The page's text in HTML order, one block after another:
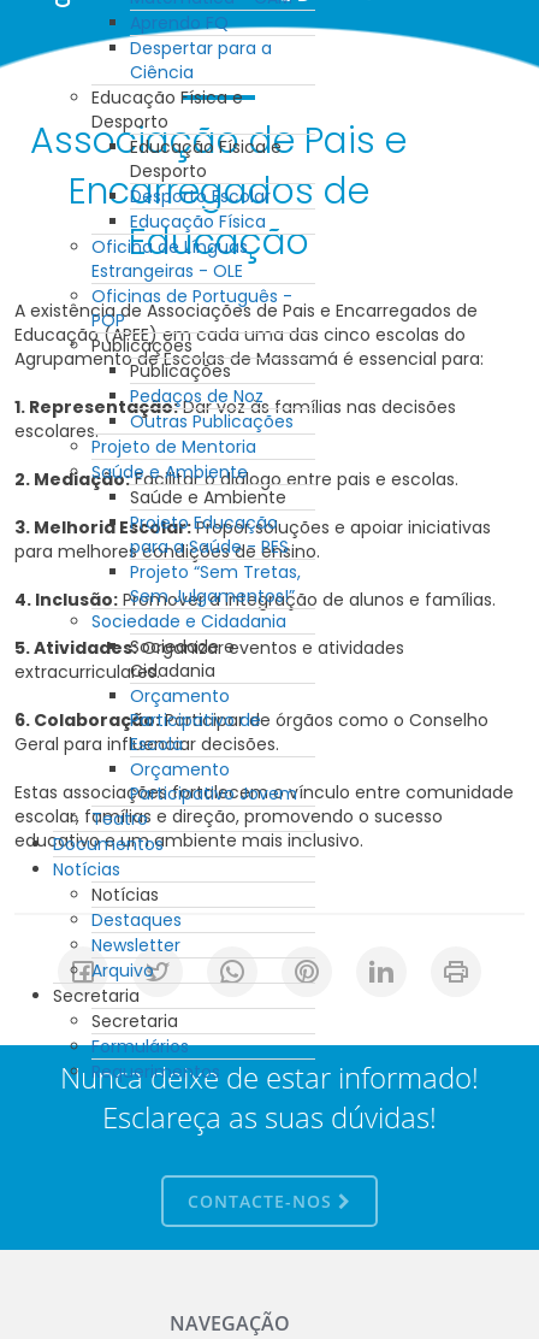
Aprendo FQ
Despertar para a
Ciência
Educação Física e
Desporto
Educação Física e
Desporto
Desporto Escolar
Educação Física
Oficina de Línguas
Estrangeiras - OLE
Oficinas de Português -
POP
Publicações
Publicações
Pedaços de Noz
Outras Publicações
Projeto de Mentoria
Saúde e Ambiente
Saúde e Ambiente
Projeto Educação
para a Saúde - PES
Projeto “Sem Tretas,
Sem Julgamentos!”
Sociedade e Cidadania
Sociedade e
Cidadania
Orçamento
Participativo de
Escola
Orçamento
Participativo Jovem
Teatro
Documentos
Notícias
Notícias
Destaques
Newsletter
Arquivo
Secretaria
Secretaria
Formulários
Requerimentos
Associação de Pais e
Encarregados de
Educação
A existência de Associações de Pais e Encarregados de
Educação (APEE) em cada uma das cinco escolas do
Agrupamento de Escolas de Massamá é essencial para:
1. Representação:Dar voz às famílias nas decisões
escolares.
2. Mediação:Facilitar o diálogo entre pais e escolas.
3. Melhoria Escolar:Propor soluções e apoiar iniciativas
para melhores condições de ensino.
4. Inclusão: Promover a integração de alunos e famílias.
5. Atividades:Organizar eventos e atividades
extracurriculares.
6. Colaboração:Participar de órgãos como o Conselho
Geral para influenciar decisões.
Estas associações fortalecem o vínculo entre comunidade
escolar, famílias e direção, promovendo o sucesso
educativo e um ambiente mais inclusivo.
Nunca deixe de estar informado!
Esclareça as suas dúvidas!
CONTACTE-NOS
NAVEGAÇÃO